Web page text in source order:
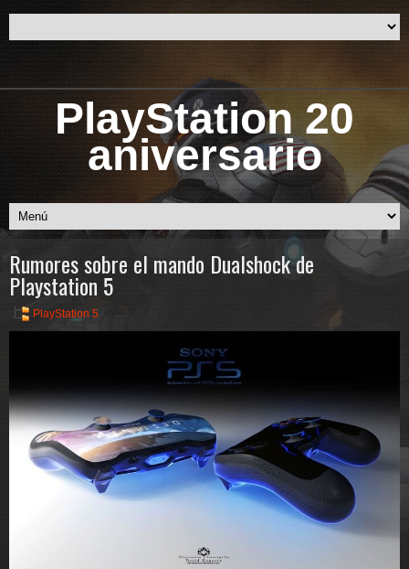
PlayStation 20
aniversario
Rumores sobre el mando Dualshock de
Playstation 5
PlayStation 5